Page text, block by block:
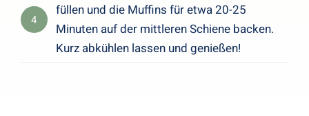
4
füllen und die Muffins für etwa 20-25
Minuten auf der mittleren Schiene backen.
Kurz abkühlen lassen und genießen!